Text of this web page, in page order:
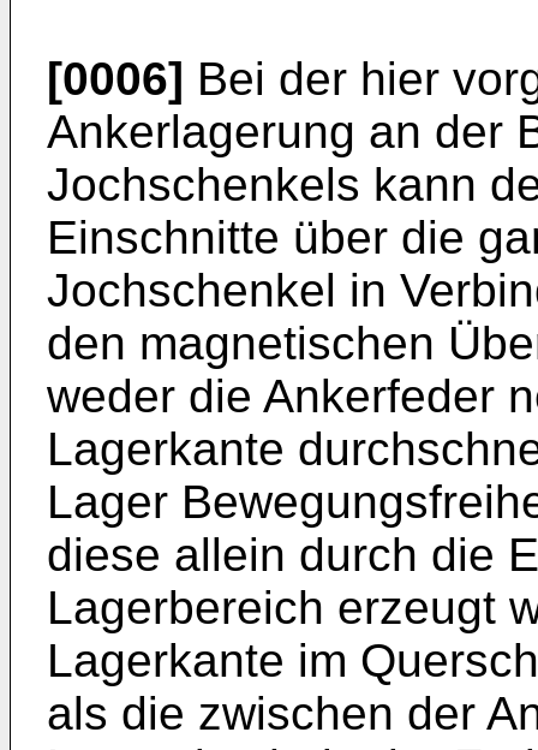
[0006] Bei der hier
Ankerlagerung an der
Jochschenkels kann
Einschnitte über die
Jochschenkel in
den magnetischen
weder die Ankerfeder
Lagerkante
Lager
diese allein durch die
Lagerbereich erzeugt
Lagerkante im
als die zwischen der